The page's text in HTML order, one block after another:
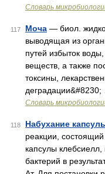
Словарь
117 Моча — биол.
выводящая из
путей избыток
веществ, а также
токсины,
деградации&#8230;
Словарь
118 Набухание
реакции,
капсулы
бактерий в